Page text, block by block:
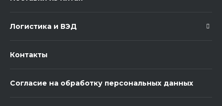
Логистика и ВЭД
Контакты
Согласие на обработку персональных данных